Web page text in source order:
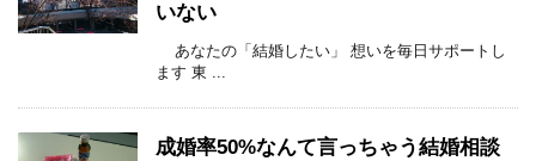
いない
あなたの「結婚したい」 想いを毎日サポートし
ます 東 ...
成婚率50%なんて言っちゃう結婚相談